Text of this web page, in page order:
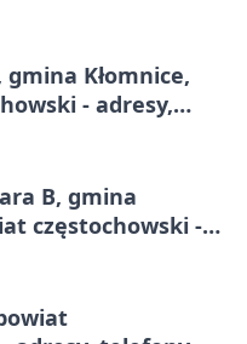
Kłomnice,
- adresy,
B, gmina
częstochowski -